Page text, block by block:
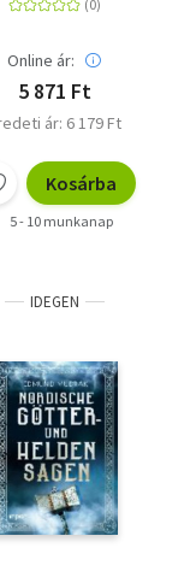
Online ár:
5 871 Ft
ár: 6 179 Ft
Kosárba
5 - 10 munkanap
IDEGEN